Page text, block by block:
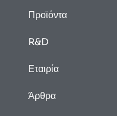
Προϊόντα
R&D
Εταιρία
Άρθρα